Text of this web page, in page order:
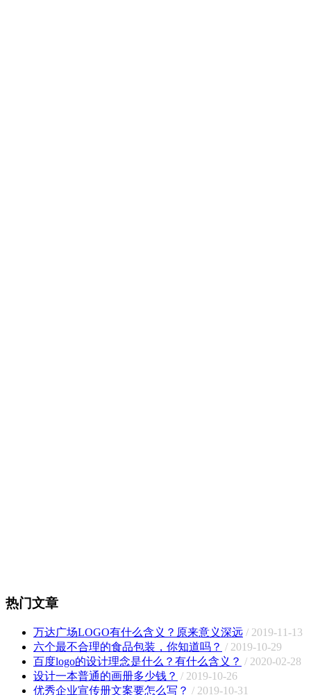
热门文章
万达广场LOGO有什么含义？原来意义深远 / 2019-11-13
六个最不合理的食品包装，你知道吗？ / 2019-10-29
百度logo的设计理念是什么？有什么含义？ / 2020-02-28
设计一本普通的画册多少钱？ / 2019-10-26
优秀企业宣传册文案要怎么写？ / 2019-10-31